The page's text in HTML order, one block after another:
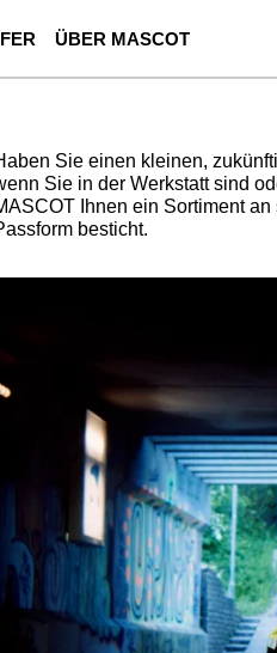
ÜBER MASCOT
Sie einen kleinen,
Sie in der Werkstatt sind
Ihnen ein Sortiment
besticht.